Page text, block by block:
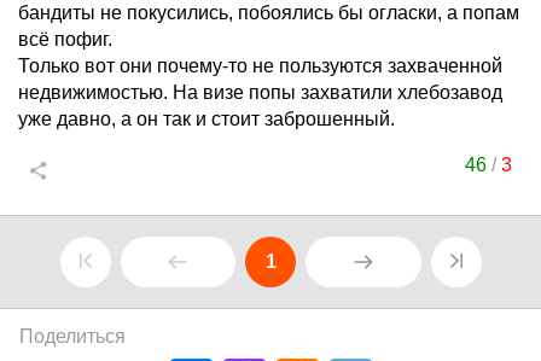
бандиты не покусились, побоялись бы огласки, а попам
всё пофиг.
Только вот они почему-то не пользуются захваченной
недвижимостью. На визе попы захватили хлебозавод
уже давно, а он так и стоит заброшенный.
46 /3
1
Поделиться